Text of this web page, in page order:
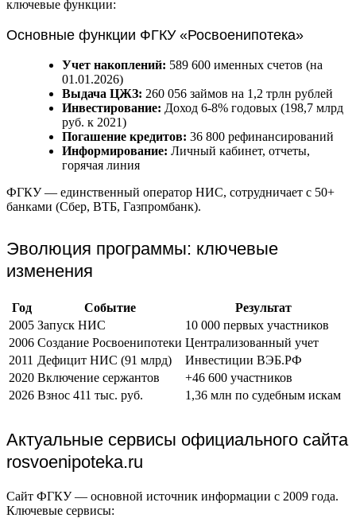
ключевые функции:
Основные функции ФГКУ «Росвоенипотека»
Учет накоплений: 589 600 именных счетов (на
01.01.2026)
Выдача ЦЖЗ: 260 056 займов на 1,2 трлн рублей
Инвестирование: Доход 6-8% годовых (198,7 млрд
руб. к 2021)
Погашение кредитов: 36 800 рефинансирований
Информирование: Личный кабинет, отчеты,
горячая линия
ФГКУ — единственный оператор НИС, сотрудничает с 50+
банками (Сбер, ВТБ, Газпромбанк).
Эволюция программы: ключевые
изменения
Год Событие
Результат
2005 Запуск НИС
10 000 первых участников
2006 Создание Росвоенипотеки Централизованный учет
2011 Дефицит НИС (91 млрд)
Инвестиции ВЭБ.РФ
2020 Включение сержантов
+46 600 участников
2026 Взнос 411 тыс. руб. 1,36 млн по судебным искам
Актуальные сервисы официального сайта
rosvoenipoteka.ru
Сайт ФГКУ — основной источник информации с 2009 года.
Ключевые сервисы: